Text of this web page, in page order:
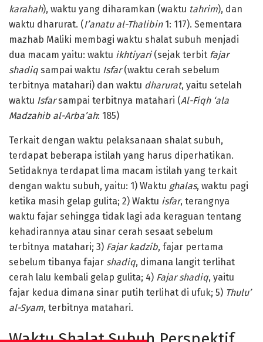
karahah), waktu yang diharamkan (waktu tahrim), dan
waktu dharurat. (I’anatu al-Thalibin1: 117). Sementara
mazhab Maliki membagi waktu shalat subuh menjadi
dua macam yaitu: waktu ikhtiyari(sejak terbit fajar
shadiq sampai waktu Isfar(waktu cerah sebelum
terbitnya matahari) dan waktu dharurat, yaitu setelah
waktu Isfarsampai terbitnya matahari (Al-Fiqh ‘ala
Madzahib al-Arba’ah: 185)
Terkait dengan waktu pelaksanaan shalat subuh,
terdapat beberapa istilah yang harus diperhatikan.
Setidaknya terdapat lima macam istilah yang terkait
dengan waktu subuh, yaitu: 1) Waktu ghalas, waktu pagi
ketika masih gelap gulita; 2) Waktu isfar, terangnya
waktu fajar sehingga tidak lagi ada keraguan tentang
kehadirannya atau sinar cerah sesaat sebelum
terbitnya matahari; 3) Fajar kadzib, fajar pertama
sebelum tibanya fajar shadiq, dimana langit terlihat
cerah lalu kembali gelap gulita; 4) Fajarshadiq, yaitu
fajar kedua dimana sinar putih terlihat di ufuk; 5) Thulu’
al-Syam, terbitnya matahari.